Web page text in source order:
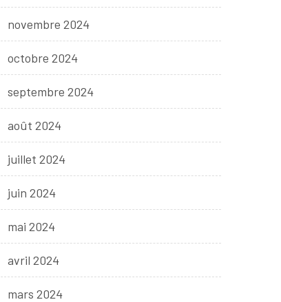
novembre 2024
octobre 2024
septembre 2024
août 2024
juillet 2024
juin 2024
mai 2024
avril 2024
mars 2024